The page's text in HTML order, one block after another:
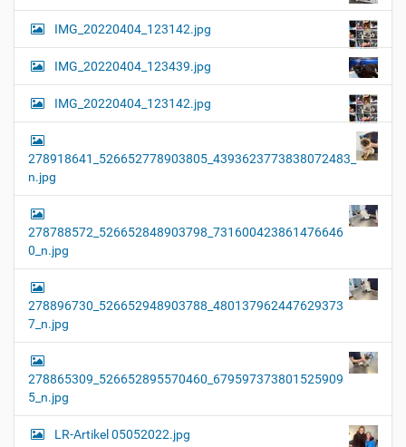
IMG_20220404_123142.jpg
IMG_20220404_123439.jpg
IMG_20220404_123142.jpg
278918641_526652778903805_4393623773838072483_
n.jpg
278788572_526652848903798_731600423861476646
0_n.jpg
278896730_526652948903788_480137962447629373
7_n.jpg
278865309_526652895570460_679597373801525909
5_n.jpg
LR-Artikel 05052022.jpg